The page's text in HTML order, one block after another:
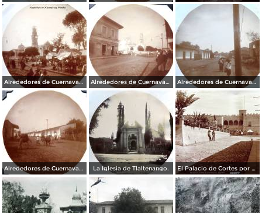
Alrededores de Cuernavaca Morelos. Alrededores de Cuernavaca Morelos. Alrededores de Cuernavaca Morelos.
Alrededores de Cuernavaca Morelos. La Iglesia de Tlaltenango. El Palacio de Cortes por el Fotógrafo Windfield Scott.